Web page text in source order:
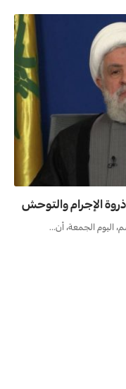
الإجرام والتوحش
اليوم الجمعة، أن…